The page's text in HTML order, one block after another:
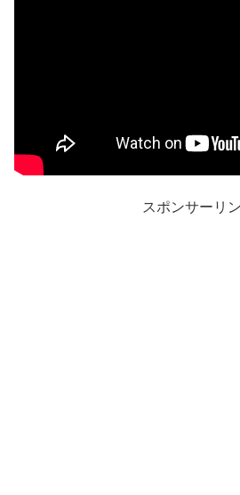
スポンサーリ